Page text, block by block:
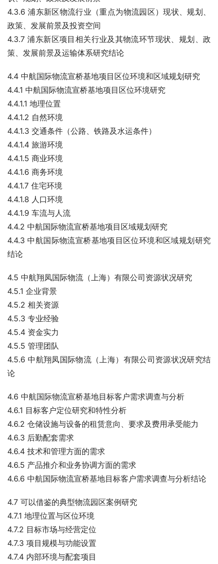
4.3.6 浦东新区物流行业（重点为物流园区）现状、规划、
政策、发展前景及投资空间
4.3.7 浦东新区项目相关行业及其物流环节现状、规划、政
策、发展前景及运输体系研究结论
4.4 中航国际物流宣桥基地项目区位环境和区域规划研究
4.4.1 中航国际物流宣桥基地项目区位环境研究
4.4.1.1 地理位置
4.4.1.2 自然环境
4.4.1.3 交通条件（公路、铁路及水运条件）
4.4.1.4 旅游环境
4.4.1.5 商业环境
4.4.1.6 商务环境
4.4.1.7 住宅环境
4.4.1.8 人口环境
4.4.1.9 车流与人流
4.4.2 中航国际物流宣桥基地项目区域规划研究
4.4.3 中航国际物流宣桥基地项目区位环境和区域规划研究
结论
4.5 中航翔凤国际物流（上海）有限公司资源状况研究
4.5.1 企业背景
4.5.2 相关资源
4.5.3 专业经验
4.5.4 资金实力
4.5.5 管理团队
4.5.6 中航翔凤国际物流（上海）有限公司资源状况研究结
论
4.6 中航国际物流宣桥基地目标客户需求调查与分析
4.6.1 目标客户定位研究和特性分析
4.6.2 仓储设施与设备的租赁意向、要求及费用承受能力
4.6.3 后勤配套需求
4.6.4 技术和管理方面的需求
4.6.5 产品推介和业务协调方面的需求
4.6.6 中航国际物流宣桥基地目标客户需求调查与分析结论
4.7 可以借鉴的典型物流园区案例研究
4.7.1 地理位置与区位环境
4.7.2 目标市场与经营定位
4.7.3 项目规模与功能设置
4.7.4 内部环境与配套项目